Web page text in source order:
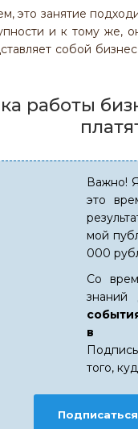
это занятие
и к тому же,
собой
работы
Важно!
это
мой
000
Со
знаний
в
того,
Подписаться